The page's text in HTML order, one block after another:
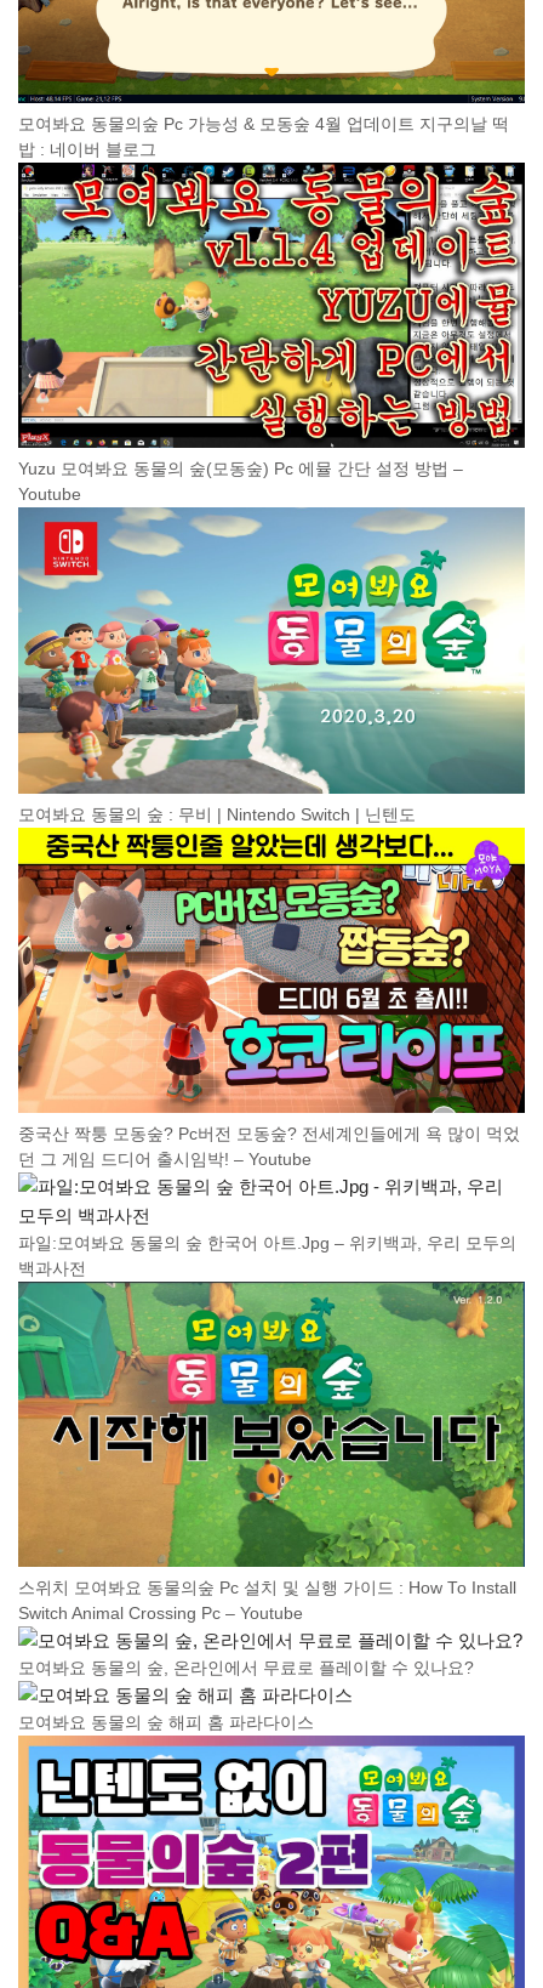
모여봐요 동물의숲 Pc 가능성 & 모동숲 4월 업데이트 지구의날 떡
밥 : 네이버 블로그
Yuzu 모여봐요 동물의 숲(모동숲) Pc 에뮬 간단 설정 방법 –
Youtube
모여봐요 동물의 숲 : 무비 | Nintendo Switch | 닌텐도
중국산 짝퉁 모동숲? Pc버전 모동숲? 전세계인들에게 욕 많이 먹었
던 그 게임 드디어 출시임박! – Youtube
파일:모여봐요 동물의 숲 한국어 아트.Jpg – 위키백과, 우리 모두의
백과사전
스위치 모여봐요 동물의숲 Pc 설치 및 실행 가이드 : How To Install
Switch Animal Crossing Pc – Youtube
모여봐요 동물의 숲, 온라인에서 무료로 플레이할 수 있나요?
모여봐요 동물의 숲 해피 홈 파라다이스